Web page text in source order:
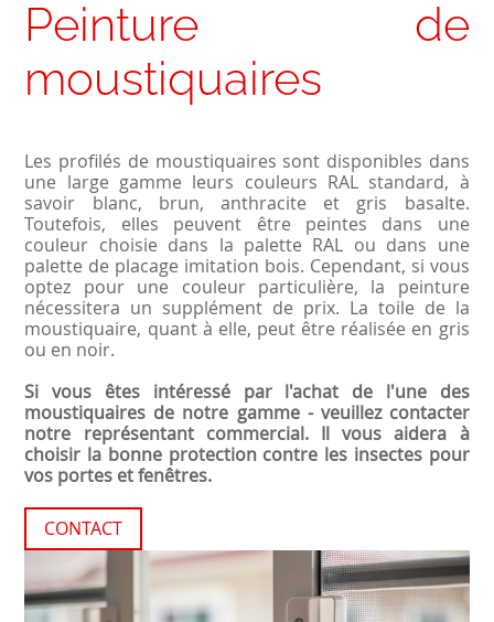
Peinture de
moustiquaires
Les profilés de moustiquaires sont disponibles dans
une large gamme leurs couleurs RAL standard, à
savoir blanc, brun, anthracite et gris basalte.
Toutefois, elles peuvent être peintes dans une
couleur choisie dans la palette RAL ou dans une
palette de placage imitation bois. Cependant, si vous
optez pour une couleur particulière, la peinture
nécessitera un supplément de prix. La toile de la
moustiquaire, quant à elle, peut être réalisée en gris
ou en noir.
Si vous êtes intéressé par l'achat de l'une des
moustiquaires de notre gamme - veuillez contacter
notre représentant commercial. Il vous aidera à
choisir la bonne protection contre les insectes pour
vos portes et fenêtres.
CONTACT